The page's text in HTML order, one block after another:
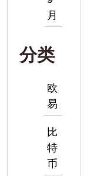
月
分类
欧
易
比
特
币